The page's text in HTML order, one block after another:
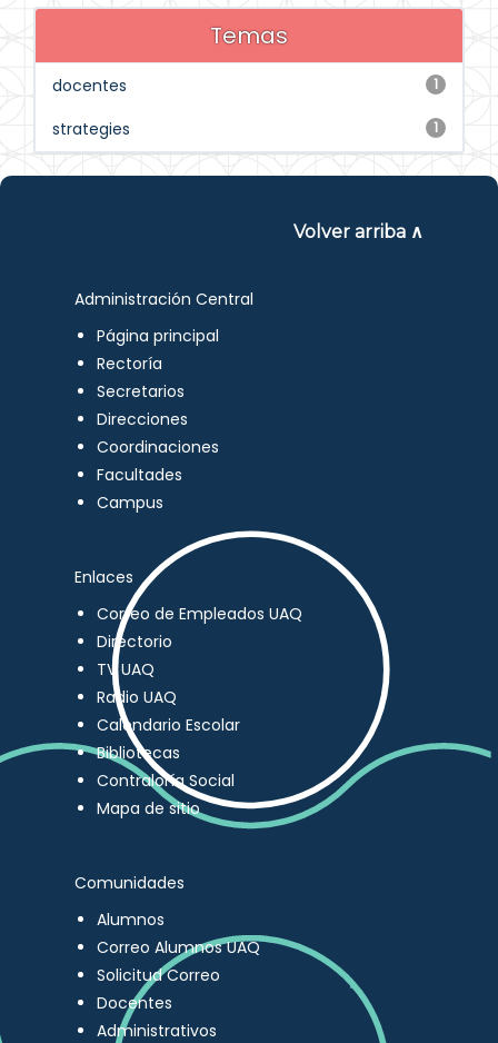
Temas
1
docentes
1
strategies
Volver arriba ∧
Administración Central
Página principal
Rectoría
Secretarios
Direcciones
Coordinaciones
Facultades
Campus
Enlaces
Correo de Empleados UAQ
Directorio
TV UAQ
Radio UAQ
Calendario Escolar
Bibliotecas
Contraloría Social
Mapa de sitio
Comunidades
Alumnos
Correo Alumnos UAQ
Solicitud Correo
Docentes
Administrativos